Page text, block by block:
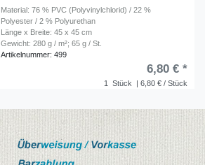
Material: 76 % PVC (Polyvinylchlorid) / 22 %
Polyester / 2 % Polyurethan
Länge x Breite: 45 x 45 cm
Gewicht: 280 g / m²; 65 g / St.
Artikelnummer: 499
1 Stück | 6,80 € / Stück
6,80 € *